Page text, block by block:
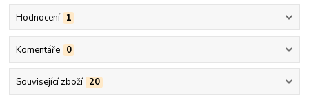
Hodnocení 1
Komentáře 0
Související zboží 20